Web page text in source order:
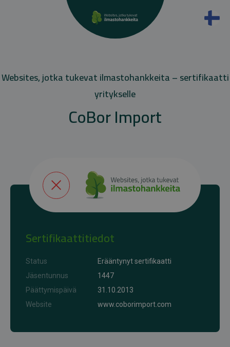
Websites, jotka tukevat ilmastohankkeita – sertifikaatti
yritykselle
CoBor Import
Sertifikaattitiedot
Status
Erääntynyt sertifikaatti
Jäsentunnus
1447
Päättymispäivä
31.10.2013
Website
www.coborimport.com